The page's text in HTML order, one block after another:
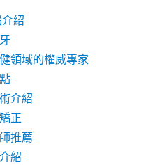
紹
領域的權威專家
介紹
正
推薦
紹